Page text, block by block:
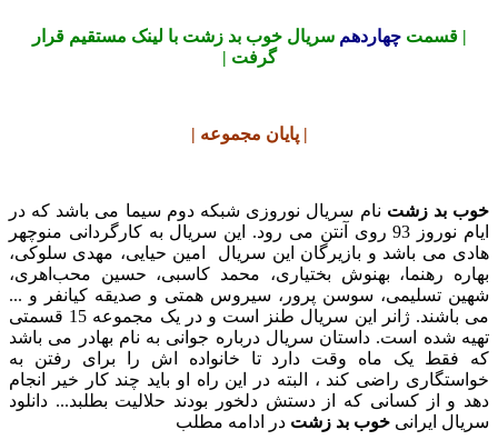
| قسمتچهاردهمسریال خوب بد زشت با لینک مستقیم قرار
گرفت |
| پایان مجموعه |
خوب بد زشت نام سریال نوروزی شبکه دوم سیما می باشد که در
ایام نوروز 93 روی آنتن می رود. این سریال به کارگردانی منوچهر
هادی می باشد و بازیرگان این سریال امین حیایی، مهدی سلوکی،
بهاره رهنما، بهنوش بختیاری، محمد کاسبی، حسین محب‌اهری،
شهین تسلیمی، سوسن پرور، سیروس همتی و صدیقه کیانفر و ...
می باشند. ژانر این سریال طنز است و در یک مجموعه 15 قسمتی
تهیه شده است. داستان سریال درباره جوانی به نام بهادر می باشد
که فقط یک ماه وقت دارد تا خانواده اش را برای رفتن به
خواستگاری راضی کند ، البته در این راه او باید چند کار خیر انجام
دهد و از کسانی که از دستش دلخور بودند حلالیت بطلبد... دانلود
سریال ایرانی خوب بد زشت در ادامه مطلب